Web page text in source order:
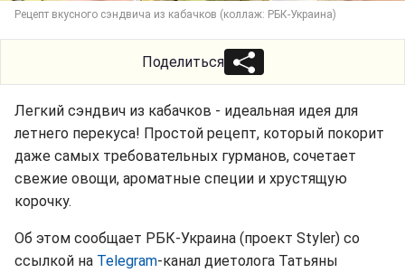
Рецепт вкусного сэндвича из кабачков (коллаж: РБК-Украина)
Поделиться
Легкий сэндвич из кабачков - идеальная идея для
летнего перекуса! Простой рецепт, который покорит
даже самых требовательных гурманов, сочетает
свежие овощи, ароматные специи и хрустящую
корочку.
Об этом сообщает РБК-Украина (проект Styler) со
ссылкой на Telegram-канал диетолога Татьяны